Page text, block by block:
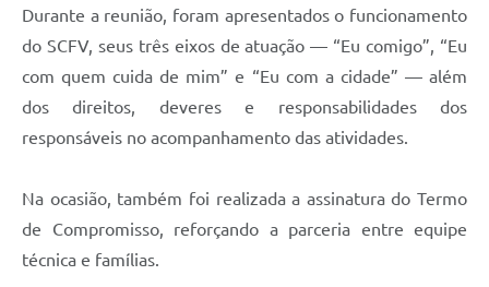
Durante a reunião, foram apresentados o funcionamento
do SCFV, seus três eixos de atuação — “Eu comigo”, “Eu
com quem cuida de mim” e “Eu com a cidade” — além
dos direitos, deveres e responsabilidades dos
responsáveis no acompanhamento das atividades.
Na ocasião, também foi realizada a assinatura do Termo
de Compromisso, reforçando a parceria entre equipe
técnica e famílias.